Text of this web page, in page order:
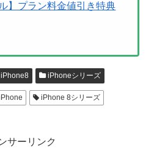
】プラン料金値引き特典
iPhoneシリーズ
iPhone 8シリーズ
サーリンク